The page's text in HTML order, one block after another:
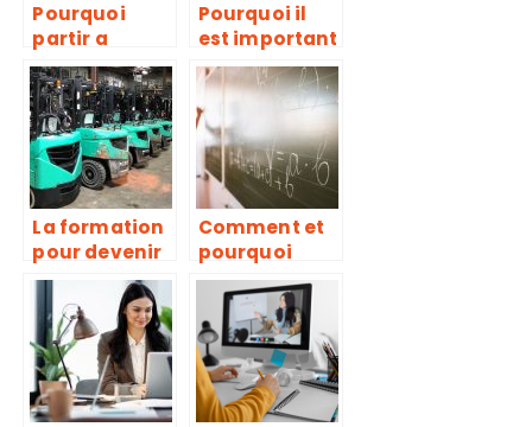
Pourquoi
partir a
l’etranger au
cours de ses
etudes ?
Pourquoi il
est important
de se former
La formation
pour devenir
cariste de
catégorie 3
Comment et
pourquoi
devenir
professeur
des écoles ?